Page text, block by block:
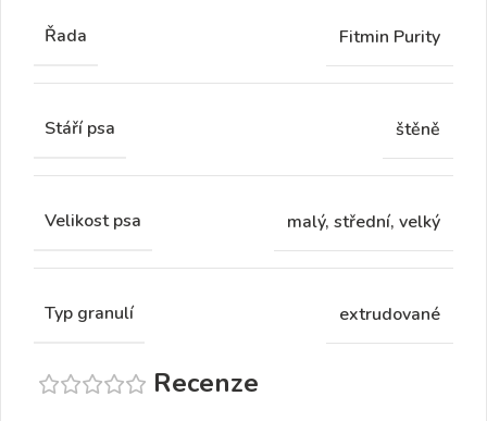
Řada Fitmin Purity
Stáří psa štěně
Velikost psa malý, střední, velký
Typ granulí extrudované
Recenze